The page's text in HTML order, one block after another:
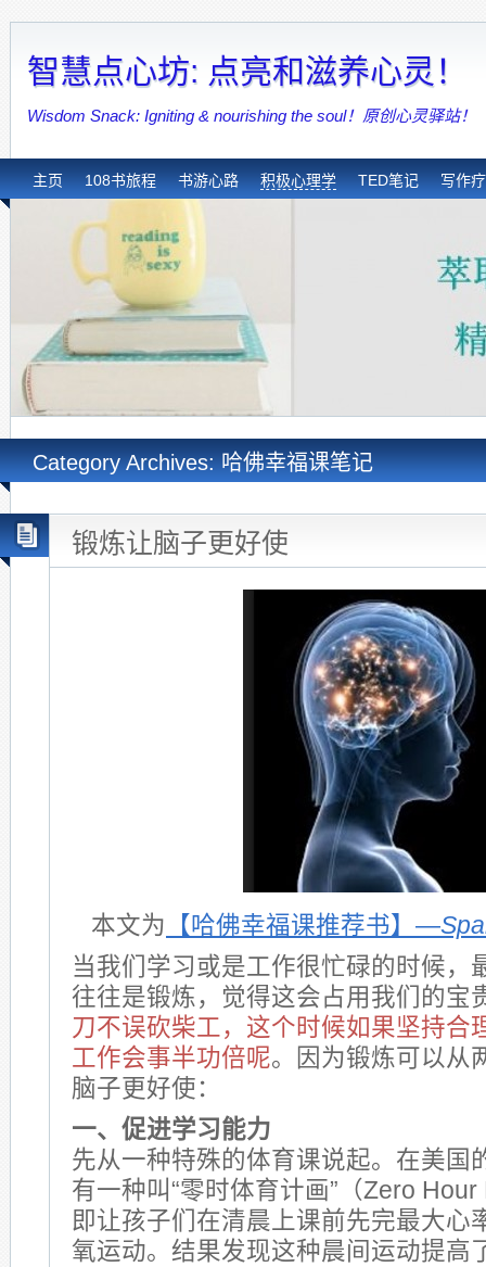
智慧点心坊: 点亮和滋养心灵！
Wisdom Snack: Igniting & nourishing the soul！原创心灵驿站！
主页 108书旅程 书游心路 积极心理学 TED笔记 写作
Category Archives: 哈佛幸福课笔记
锻炼让脑子更好使
本文为 【哈佛幸福课推荐书】—
当我们学习或是工作很忙碌的时候，
往往是锻炼，觉得这会占用我们的宝
刀不误砍柴工，这个时候如果坚持合
工作会事半功倍呢。因为锻炼可以从
脑子更好使：
一、促进学习能力
先从一种特殊的体育课说起。在美国
有一种叫“零时体育计画”（Zero
即让孩子们在清晨上课前先完最大心
氧运动。结果发现这种晨间运动提高